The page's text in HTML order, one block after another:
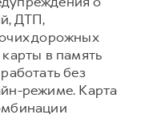
ДТП,
дорожных
в память
без
режиме. Карта